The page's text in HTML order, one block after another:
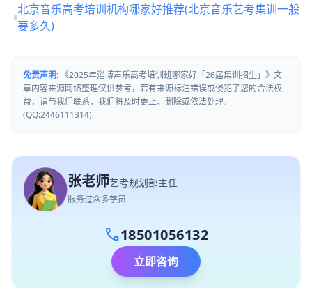
北京音乐高考培训机构哪家好推荐(北京音乐艺考集训一般
要多久)
免责声明: 《2025年淄博声乐高考培训班哪家好「26届集训招生」》文
章内容来源网络整理仅供参考，若有来源标注错误或侵犯了您的合法权
益，请与我们联系，我们将及时更正、删除或依法处理。
(QQ:2446111314)
张老师艺考规划部主任
服务过众多学员
call18501056132
立即咨询